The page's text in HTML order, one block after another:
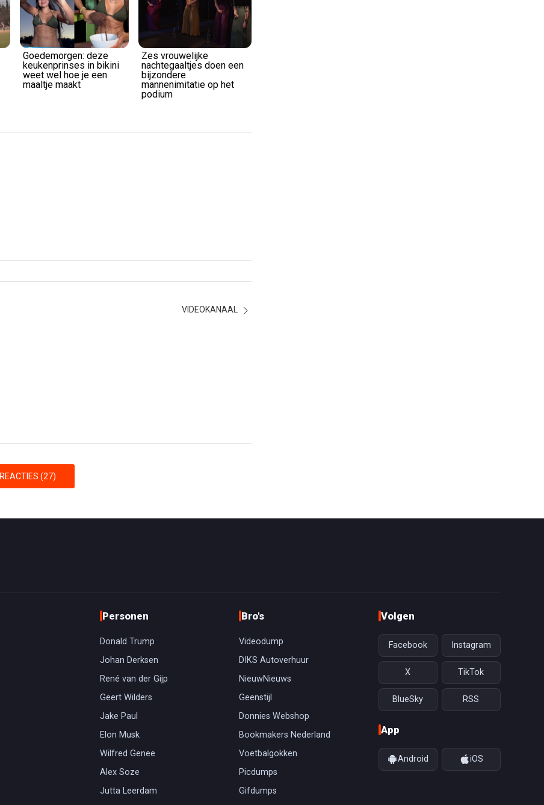
Goedemorgen: deze
keukenprinses in bikini
weet wel hoe je een
maaltje maakt
Zes vrouwelijke
nachtegaaltjes doen een
bijzondere
mannenimitatie op het
podium
VIDEOKANAAL
(27)
Personen
Donald Trump
Johan Derksen
René van der Gijp
Geert Wilders
Jake Paul
Elon Musk
Wilfred Genee
Alex Soze
Jutta Leerdam
Bro's
Videodump
DIKS Autoverhuur
NieuwNieuws
Geenstijl
Donnies Webshop
Bookmakers Nederland
Voetbalgokken
Picdumps
Gifdumps
Volgen
Facebook Instagram
X TikTok
BlueSky RSS
App
Android iOS